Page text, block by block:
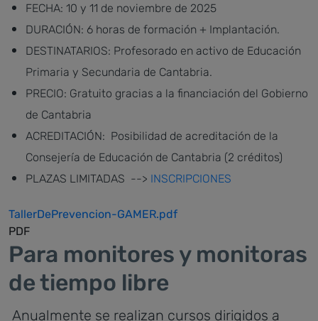
FECHA: 10 y 11 de noviembre de 2025
DURACIÓN: 6 horas de formación + Implantación.
DESTINATARIOS: Profesorado en activo de Educación
Primaria y Secundaria de Cantabria.
PRECIO: Gratuito gracias a la financiación del Gobierno
de Cantabria
ACREDITACIÓN: Posibilidad de acreditación de la
Consejería de Educación de Cantabria (2 créditos)
PLAZAS LIMITADAS --> INSCRIPCIONES
TallerDePrevencion-GAMER.pdf
PDF
Para monitores y monitoras
de tiempo libre
Anualmente se realizan cursos dirigidos a